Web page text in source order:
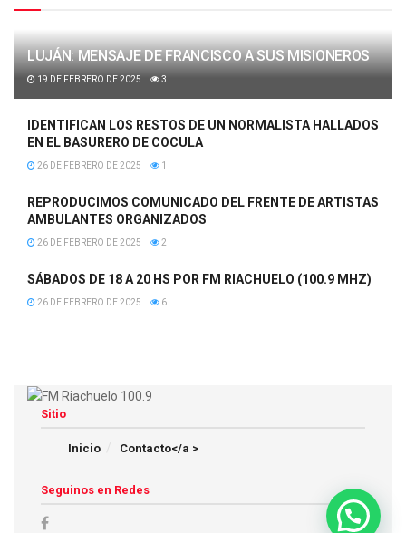
LUJÁN: MENSAJE DE FRANCISCO A SUS MISIONEROS
19 DE FEBRERO DE 2025 3
IDENTIFICAN LOS RESTOS DE UN NORMALISTA HALLADOS
EN EL BASURERO DE COCULA
26 DE FEBRERO DE 2025 1
REPRODUCIMOS COMUNICADO DEL FRENTE DE ARTISTAS
AMBULANTES ORGANIZADOS
26 DE FEBRERO DE 2025 2
SÁBADOS DE 18 A 20 HS POR FM RIACHUELO (100.9 MHZ)
26 DE FEBRERO DE 2025 6
Sitio
Inicio Contacto</a >
Seguinos en Redes